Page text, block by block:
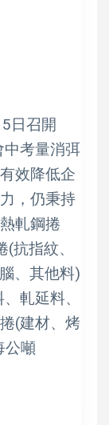
日召開
考量消弭
效降低企
，仍秉持
軋鋼捲
抗指紋、
、其他料)
軋延料、
(建材、烤
公噸